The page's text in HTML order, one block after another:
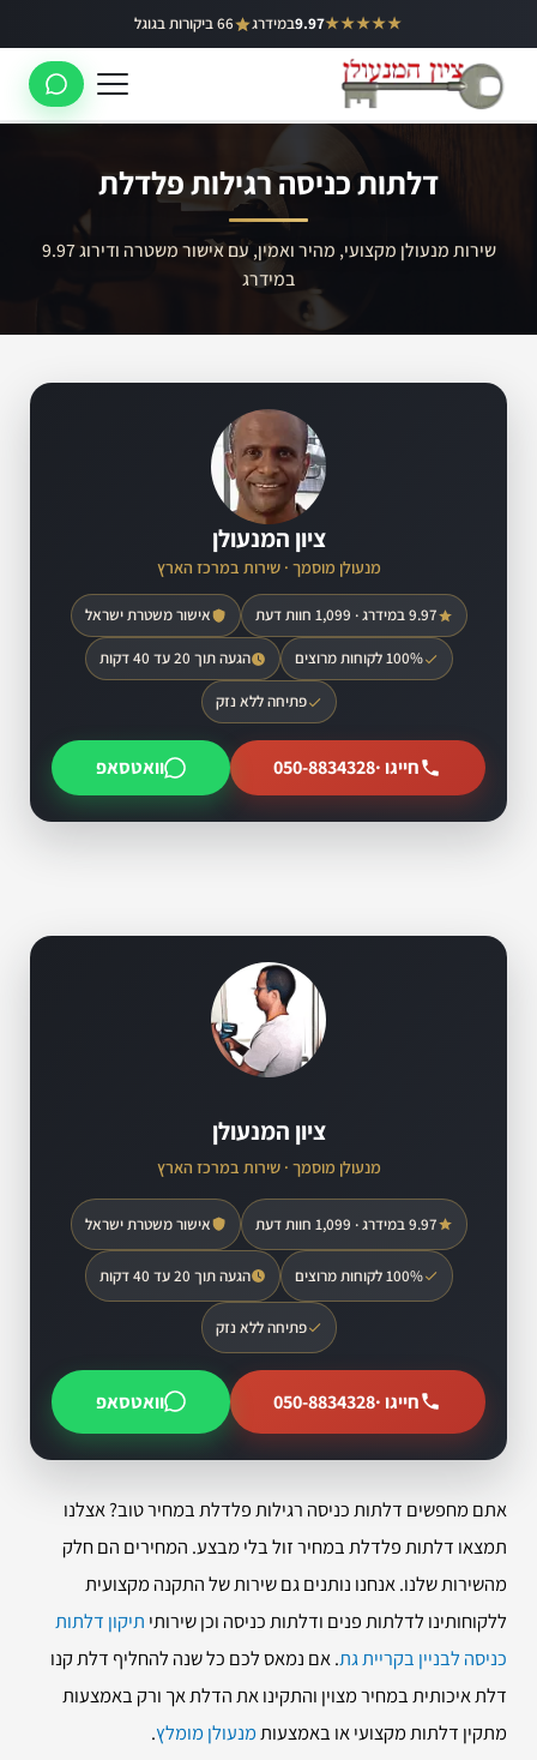
לתוכן
★★★★★
9.97במידרג 66 ביקורות בגוגל באר יעקב
ראשון לציון
לוד
רמלה
דלתות כניסה רגילות פלדלת
שירות מנעולן מקצועי, מהיר ואמין, עם אישור משטרה ודירוג 9.97
במידרג
ציון המנעולן
מנעולן מוסמך · שירות במרכז הארץ
9.97 במידרג · 1,099 חוות דעת אישור משטרת ישראל
100% לקוחות מרוצים הגעה תוך 20 עד 40 דקות
פתיחה ללא נזק
חייגו ·050-8834328 וואטסאפ
ציון המנעולן
מנעולן מוסמך · שירות במרכז הארץ
9.97 במידרג · 1,099 חוות דעת אישור משטרת ישראל
100% לקוחות מרוצים הגעה תוך 20 עד 40 דקות
פתיחה ללא נזק
חייגו ·050-8834328 וואטסאפ
אתם מחפשים דלתות כניסה רגילות פלדלת במחיר טוב? אצלנו
תמצאו דלתות פלדלת במחיר זול בלי מבצע. המחירים הם חלק
מהשירות שלנו. אנחנו נותנים גם שירות של התקנה מקצועית
ללקוחותינו לדלתות פנים ודלתות כניסה וכן שירותי תיקון דלתות
כניסה לבניין בקריית גת. אם נמאס לכם כל שנה להחליף דלת קנו
דלת איכותית במחיר מצוין והתקינו את הדלת אך ורק באמצעות
מתקין דלתות מקצועי או באמצעותמנעולן מומלץ.